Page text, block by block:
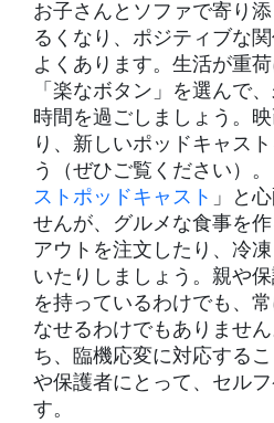
お子さんとソファで寄り
るくなり、ポジティブな
よくあります。生活が重荷
「楽なボタン」を選んで
時間を過ごしましょう。
り、新しいポッドキャス
う（ぜひご覧ください）。
ストポッドキャスト 」と
せんが、グルメな食事を
アウトを注文したり、冷
いたりしましょう。親や
を持っているわけでも、
なせるわけでもありませ
ち、臨機応変に対応する
や保護者にとって、セル
す。